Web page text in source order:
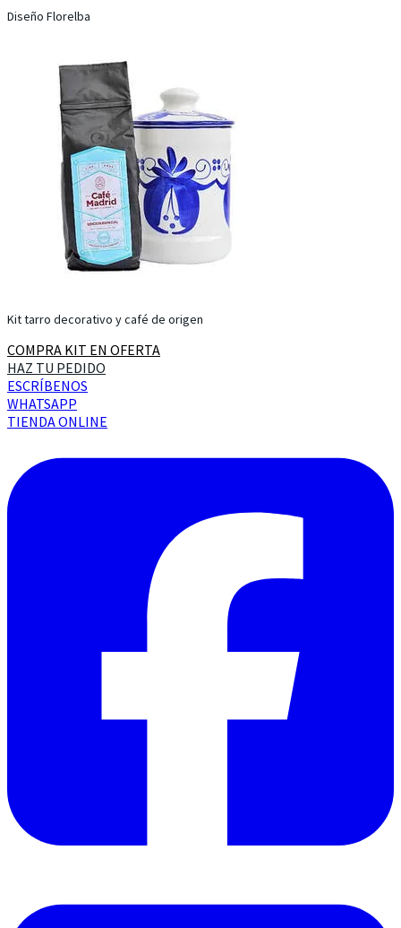
Diseño Florelba
Kit tarro decorativo y café de origen
COMPRA KIT EN OFERTA
HAZ TU PEDIDO
ESCRÍBENOS
WHATSAPP
TIENDA ONLINE